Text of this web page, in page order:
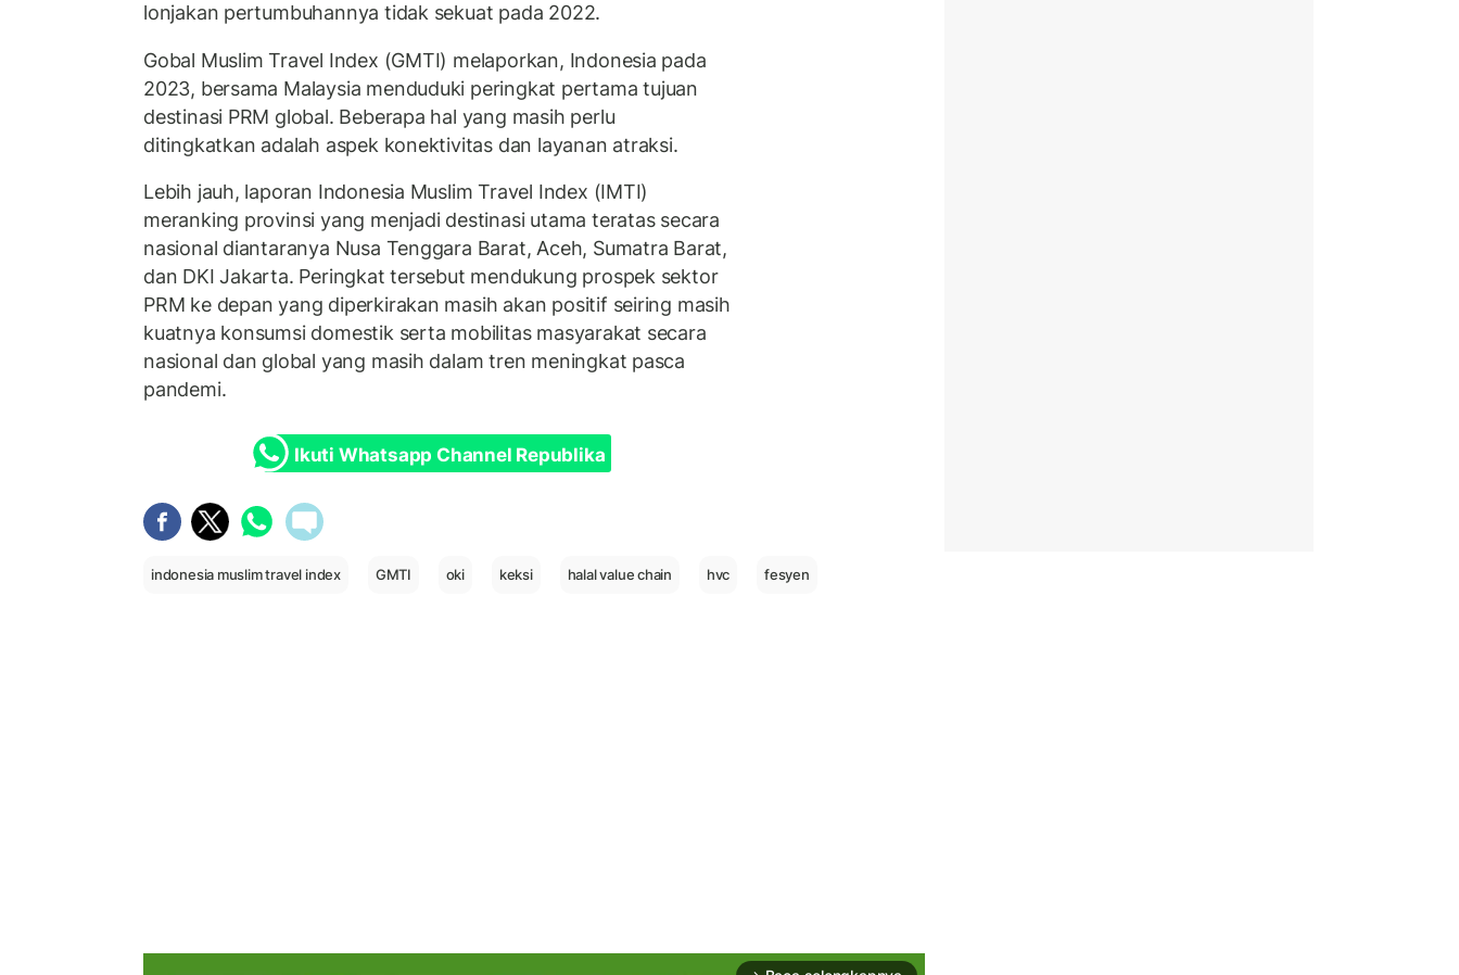
lonjakan pertumbuhannya tidak sekuat pada 2022.
Gobal Muslim Travel Index (GMTI) melaporkan, Indonesia pada
2023, bersama Malaysia menduduki peringkat pertama tujuan
destinasi PRM global. Beberapa hal yang masih perlu
ditingkatkan adalah aspek konektivitas dan layanan atraksi.
Lebih jauh, laporan Indonesia Muslim Travel Index (IMTI)
meranking provinsi yang menjadi destinasi utama teratas secara
nasional diantaranya Nusa Tenggara Barat, Aceh, Sumatra Barat,
dan DKI Jakarta. Peringkat tersebut mendukung prospek sektor
PRM ke depan yang diperkirakan masih akan positif seiring masih
kuatnya konsumsi domestik serta mobilitas masyarakat secara
nasional dan global yang masih dalam tren meningkat pasca
pandemi.
Ikuti Whatsapp Channel Republika
indonesia muslim travel index GMTI oki keksi halal value chain hvc fesyen